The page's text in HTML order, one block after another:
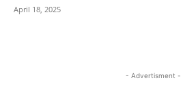
April 18, 2025
- Advertisment -